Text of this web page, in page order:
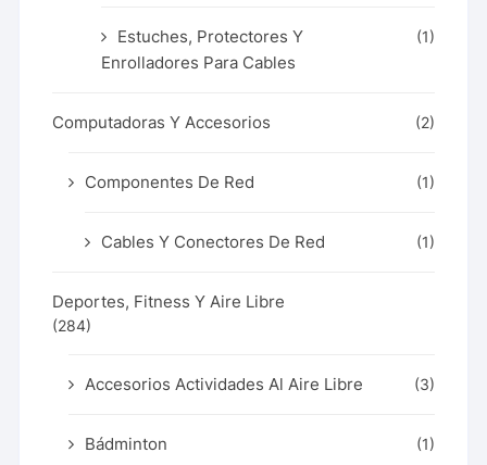
Estuches, Protectores Y
Enrolladores Para Cables
(1)
Computadoras Y Accesorios (2)
Componentes De Red (1)
Cables Y Conectores De Red (1)
Deportes, Fitness Y Aire Libre
(284)
Accesorios Actividades Al Aire Libre (3)
Bádminton (1)